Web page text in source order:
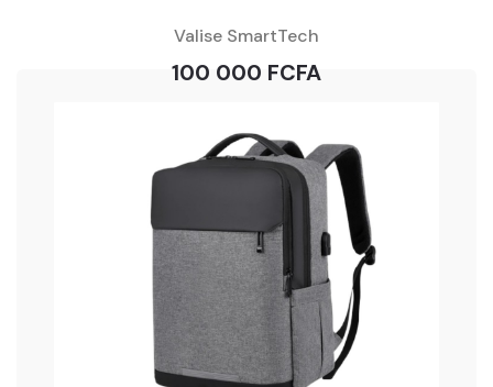
Valise SmartTech
100 000 FCFA